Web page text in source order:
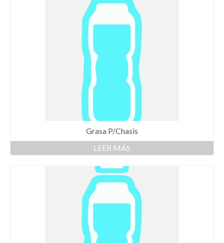
Grasa P/Chasis
LEER MÁS